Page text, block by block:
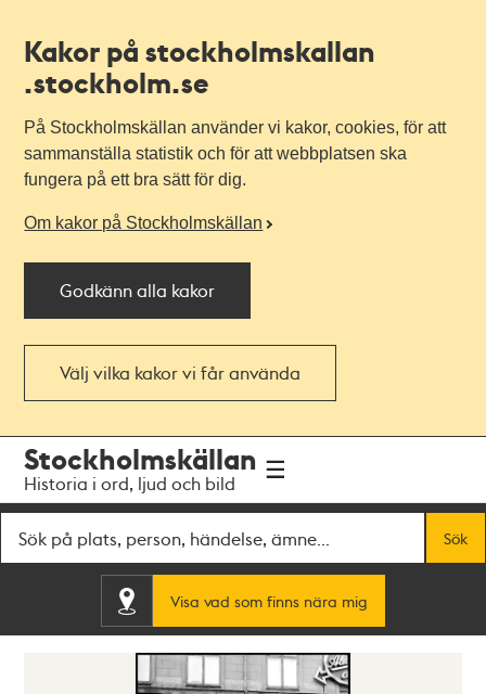
Kakor på stockholmskallan
.stockholm.se
På Stockholmskällan använder vi kakor, cookies, för att
sammanställa statistik och för att webbplatsen ska
fungera på ett bra sätt för dig.
Om kakor på Stockholmskällan
Godkänn alla kakor
Välj vilka kakor vi får använda
navigationen
huvudinnehållet
Stockholmskällan
Historia i ord, ljud och bild
Sök
Visa vad som finns nära mig